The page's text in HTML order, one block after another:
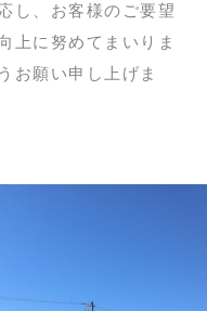
し、お客様のご要望
上に努めてまいりま
お願い申し上げま